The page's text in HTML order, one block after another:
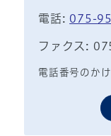
電話: 075-
ファクス:
電話番号のか